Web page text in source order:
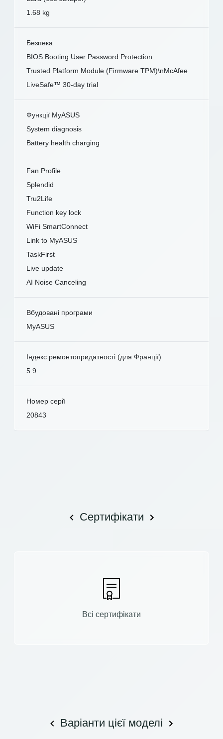
1.68 kg
Безпека
BIOS Booting User Password Protection
Trusted Platform Module (Firmware TPM)\nMcAfee
LiveSafe™ 30-day trial
Функції MyASUS
System diagnosis
Battery health charging
Fan Profile
Splendid
Tru2Life
Function key lock
WiFi SmartConnect
Link to MyASUS
TaskFirst
Live update
AI Noise Canceling
Вбудовані програми
MyASUS
Індекс ремонтопридатності (для Франції)
5.9
Номер серії
20843
Сертифікати
Всі сертифікати
Варіанти цієї моделі